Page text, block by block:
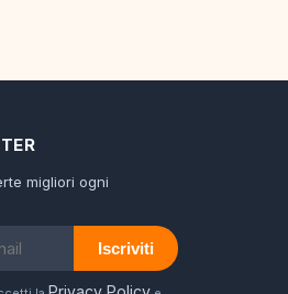
migliori ogni
Iscriviti